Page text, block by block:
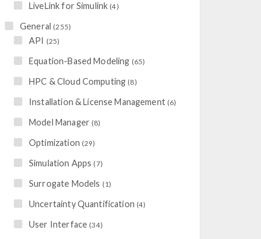
LiveLink for Simulink (4)
General (255)
API (25)
Equation-Based Modeling (65)
HPC & Cloud Computing (8)
Installation & License Management (6)
Model Manager (8)
Optimization (29)
Simulation Apps (7)
Surrogate Models (1)
Uncertainty Quantification (4)
User Interface (34)